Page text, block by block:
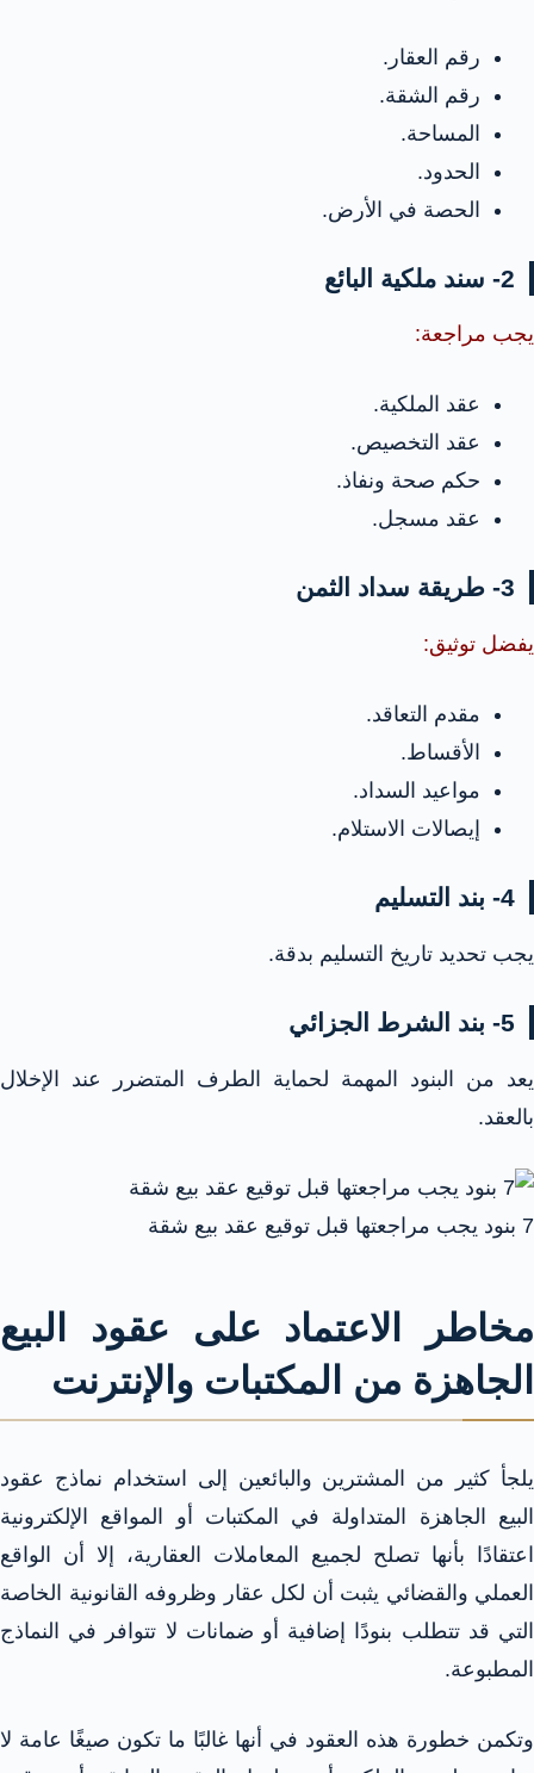
رقم العقار.
رقم الشقة.
المساحة.
الحدود.
الحصة في الأرض.
2- سند ملكية البائع
يجب مراجعة:
عقد الملكية.
عقد التخصيص.
حكم صحة ونفاذ.
عقد مسجل.
3- طريقة سداد الثمن
يفضل توثيق:
مقدم التعاقد.
الأقساط.
مواعيد السداد.
إيصالات الاستلام.
4- بند التسليم
يجب تحديد تاريخ التسليم بدقة.
5- بند الشرط الجزائي
يعد من البنود المهمة لحماية الطرف المتضرر عند الإخلال
بالعقد.
7 بنود يجب مراجعتها قبل توقيع عقد بيع شقة
مخاطر الاعتماد على عقود البيع
الجاهزة من المكتبات والإنترنت
يلجأ كثير من المشترين والبائعين إلى استخدام نماذج عقود
البيع الجاهزة المتداولة في المكتبات أو المواقع الإلكترونية
اعتقادًا بأنها تصلح لجميع المعاملات العقارية، إلا أن الواقع
العملي والقضائي يثبت أن لكل عقار وظروفه القانونية الخاصة
التي قد تتطلب بنودًا إضافية أو ضمانات لا تتوافر في النماذج
المطبوعة.
وتكمن خطورة هذه العقود في أنها غالبًا ما تكون صيغًا عامة لا